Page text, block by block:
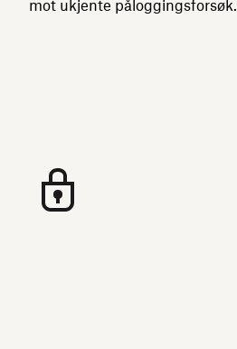
mot ukjente påloggingsforsøk.